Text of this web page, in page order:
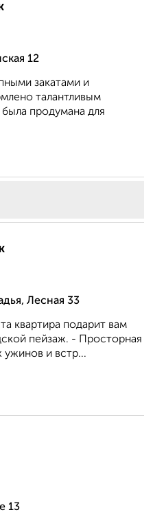
12
закатами и
талантливым
продумана для
Лесная 33
квартира подарит вам
пейзаж. - Просторная
ужинов и встр...
13